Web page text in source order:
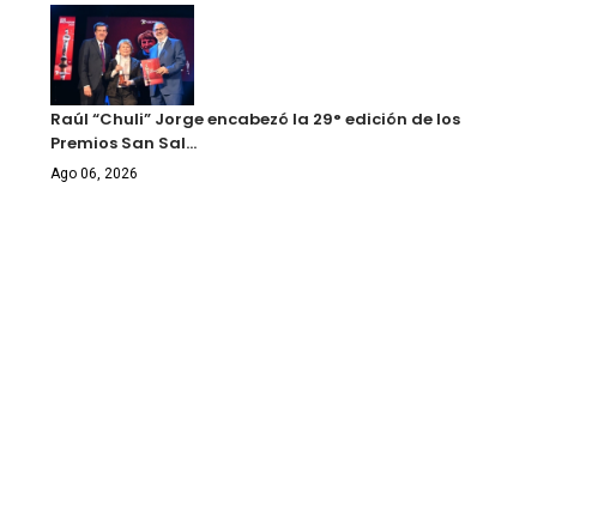
Raúl “Chuli” Jorge encabezó la 29° edición de los
Premios San Sal…
Ago 06, 2026